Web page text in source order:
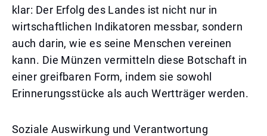
klar: Der Erfolg des Landes ist nicht nur in
wirtschaftlichen Indikatoren messbar, sondern
auch darin, wie es seine Menschen vereinen
kann. Die Münzen vermitteln diese Botschaft in
einer greifbaren Form, indem sie sowohl
Erinnerungsstücke als auch Wertträger werden.
Soziale Auswirkung und Verantwortung